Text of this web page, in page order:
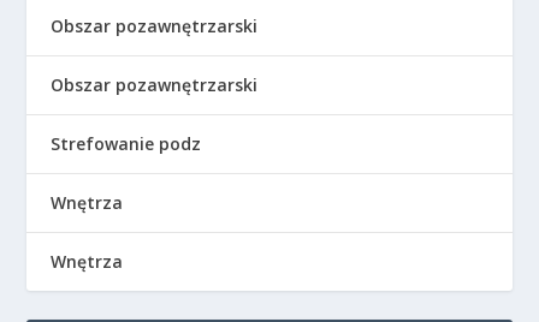
Obszar pozawnętrzarski
Obszar pozawnętrzarski
Strefowanie podz
Wnętrza
Wnętrza